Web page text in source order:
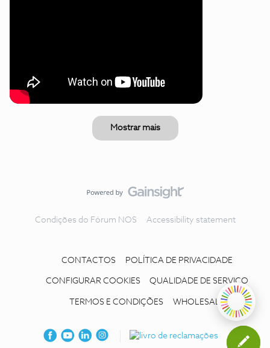
Mostrar mais
Condições do Fórum NOS Accessibility statement
CONTACTOS POLÍTICA DE PRIVACIDADE
CONFIGURAR COOKIES QUALIDADE DE SERVIÇO
TERMOS E CONDIÇÕES WHOLESALE